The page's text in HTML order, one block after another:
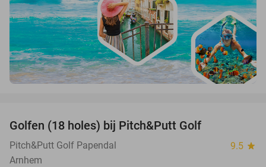
Golfen (18 holes) bij Pitch&Putt Golf
Pitch&Putt Golf Papendal 9.5 star
Arnhem